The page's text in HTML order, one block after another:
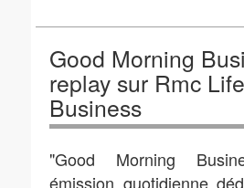
Good Morning
replay sur Rmc
Business
"Good Morning
émission quotidienne